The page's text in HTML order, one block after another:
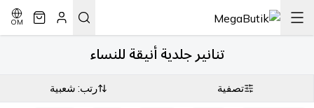
OM
تنانير جلدية أنيقة للنساء
تصفية رتب: شعبية